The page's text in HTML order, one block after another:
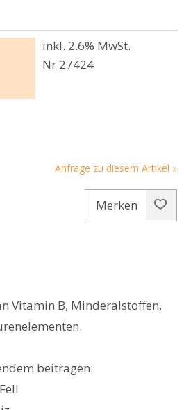
inkl. 2.6% MwSt.
Nr 27424
Anfrage zu diesem Artikel »
Merken
Vitamin B, Minderalstoffen,
beitragen: